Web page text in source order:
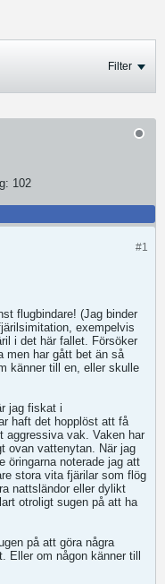
Filter
102
#1
flugbindare! (Jag binder
exempelvis
i det här fallet. Försöker
men har gått bet än så
känner till en, eller skulle
jag fiskat i
haft det hopplöst att få
aggressiva vak. Vaken har
ovan vattenytan. När jag
öringarna noterade jag att
stora vita fjärilar som flög
nattsländor eller dylikt
otroligt sugen på att ha
på att göra några
Eller om någon känner till